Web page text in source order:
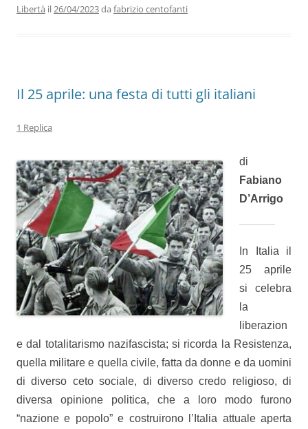
o n p m
Libertà il26/04/2023da fabrizio centofanti
Il 25 aprile: una festa di tutti gli italiani
1 Replica
di
Fabiano
D’Arrigo
In Italia il
25 aprile
si celebra
la
liberazion
e dal totalitarismo nazifascista; si ricorda la Resistenza,
quella militare e quella civile, fatta da donne e da uomini
di diverso ceto sociale, di diverso credo religioso, di
diversa opinione politica, che a loro modo furono
“nazione e popolo” e costruirono l’Italia attuale aperta